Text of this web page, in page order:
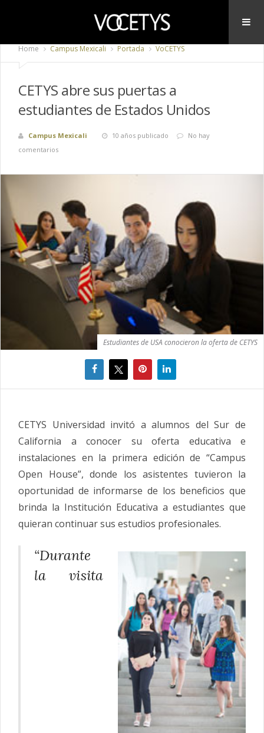
Home Campus Mexicali Portada VoCETYS
CETYS abre sus puertas a
estudiantes de Estados Unidos
Campus Mexicali 10 años publicado
No hay
comentarios
Estudiantes de USA conocieron la oferta de CETYS
CETYS Universidad invitó a alumnos del Sur de
California a conocer su oferta educativa e
instalaciones en la primera edición de “Campus
Open House”, donde los asistentes tuvieron la
oportunidad de informarse de los beneficios que
brinda la Institución Educativa a estudiantes que
quieran continuar sus estudios profesionales.
“Durante
la visita